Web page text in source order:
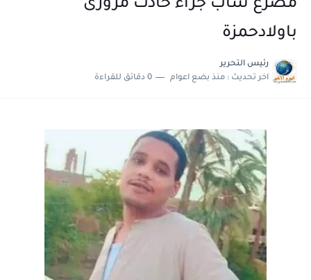
مصرع شاب جراء حادث مرورى
باولادحمزة
رئيس التحرير
اخر تحديث : منذ بضع اعوام 0 دقائق للقراءة